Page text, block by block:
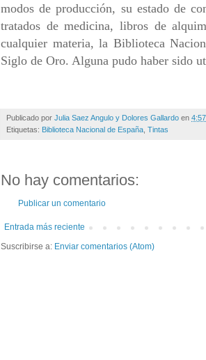
modos de producción, su estado de
tratados de medicina, libros de
cualquier materia, la Biblioteca
Siglo de Oro. Alguna pudo haber sido
Publicado por Julia Saez Angulo y Dolores Gallardo en 4:57
Etiquetas: Biblioteca Nacional de España Tintas
No hay comentarios:
Publicar un comentario
Entrada más reciente
Suscribirse a: Enviar comentarios (Atom)